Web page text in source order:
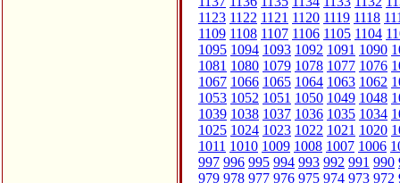
1123 1122 1121 1120 1119 1118
1109 1108 1107 1106 1105 1104
1095 1094 1093 1092 1091 1090
1081 1080 1079 1078 1077 1076
1067 1066 1065 1064 1063 1062
1053 1052 1051 1050 1049 1048
1039 1038 1037 1036 1035 1034
1025 1024 1023 1022 1021 1020
1011 1010 1009 1008 1007 1006
997 996 995 994 993 992 991 990
979 978 977 976 975 974 973 972